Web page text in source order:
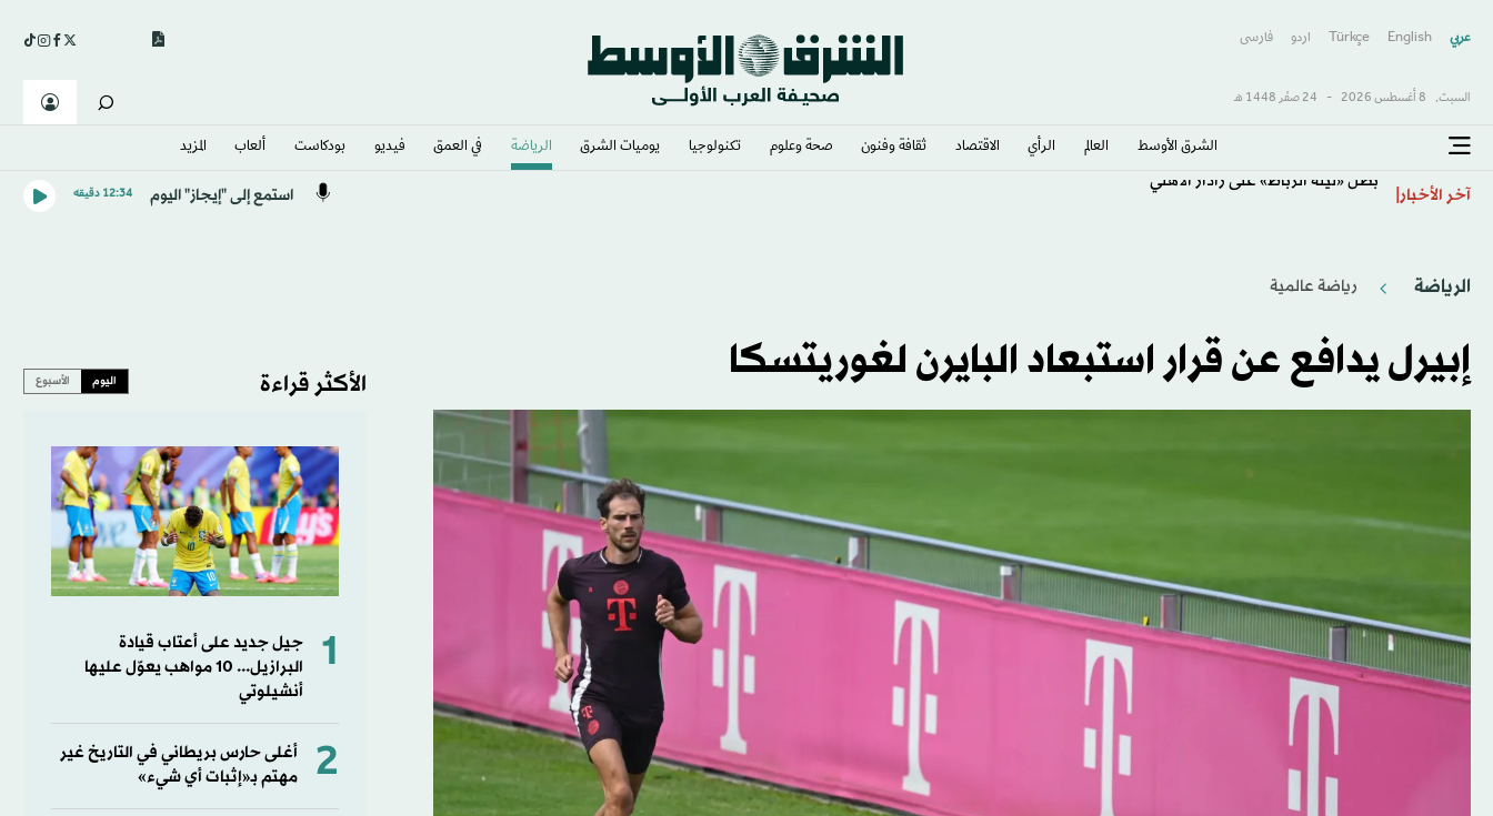
عربي English
Türkçe اردو فارسى
السبت, 8 أغسطس 2026 - 24 صفَر 1448 هـ
الشرق الأوسط​ العالم الرأي الاقتصاد ثقافة وفنون صحة وعلوم تكنولوجيا يوميات الشرق​ الرياضة في العمق فيديو بودكاست ألعاب المزيد
آخر الأخبار بطل «ليلة الرباط» على رادار الأهلي استمع إلى "إيجاز" اليوم 12:34 دقيقه
الرياضة رياضة عالمية
إبيرل يدافع عن قرار استبعاد البايرن لغوريتسكا الأكثر قراءة اليوم الأسبوع
1
جيل جديد على أعتاب قيادة
البرازيل... 10 مواهب يعوّل عليها
أنشيلوتي
2
أغلى حارس بريطاني في التاريخ غير
مهتم بـ«إثبات أي شيء»